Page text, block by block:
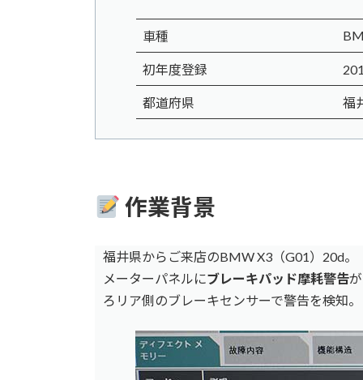
車種
初年度登録
都道府県 福
作業背景
福井県からご来店のBMW X3（G01）20d。
メーターパネルにブレーキパッド摩耗警告
ろリア側のブレーキセンサーで警告を検知。